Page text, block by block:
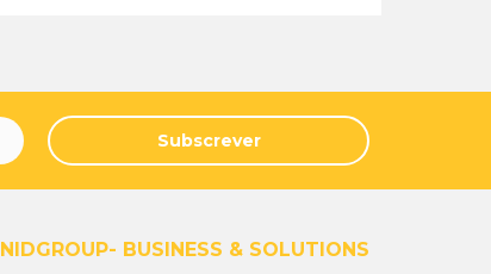
Subscrever
NIDGROUP- BUSINESS & SOLUTIONS